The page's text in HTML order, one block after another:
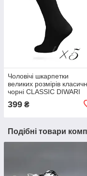
Чоловічі шкарпетки
великих розмірів
чорні CLASSIC DIWARI
399 ₴
Подібні товари